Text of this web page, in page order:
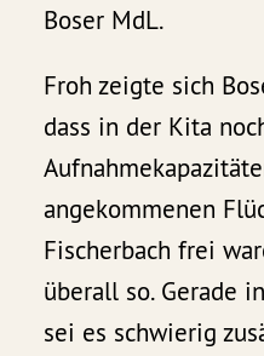
Boser MdL.
Froh zeigte sich
dass in der Kita
angekommenen
Fischerbach frei
überall so. Gerade
sei es schwierig